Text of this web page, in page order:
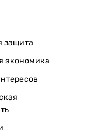
защита
экономика